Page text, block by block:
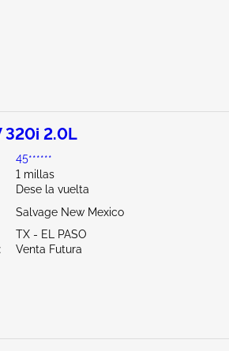
320i 2.0L
45******
1 millas
Dese la vuelta
Salvage New Mexico
TX - EL PASO
Venta Futura